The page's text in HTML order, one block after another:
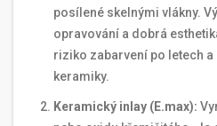
posílené skelnými vlákny.
opravování a dobrá
riziko zabarvení po letech a
keramiky.
Keramický inlay (E.max):